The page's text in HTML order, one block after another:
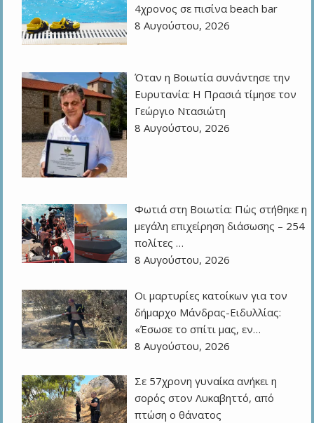
4χρονος σε πισίνα beach bar
8 Αυγούστου, 2026
Όταν η Βοιωτία συνάντησε την
Ευρυτανία: Η Πρασιά τίμησε τον
Γεώργιο Ντασιώτη
8 Αυγούστου, 2026
Φωτιά στη Βοιωτία: Πώς στήθηκε η
μεγάλη επιχείρηση διάσωσης – 254
πολίτες …
8 Αυγούστου, 2026
Οι μαρτυρίες κατοίκων για τον
δήμαρχο Μάνδρας-Ειδυλλίας:
«Έσωσε το σπίτι μας, εν…
8 Αυγούστου, 2026
Σε 57χρονη γυναίκα ανήκει η
σορός στον Λυκαβηττό, από
πτώση ο θάνατος